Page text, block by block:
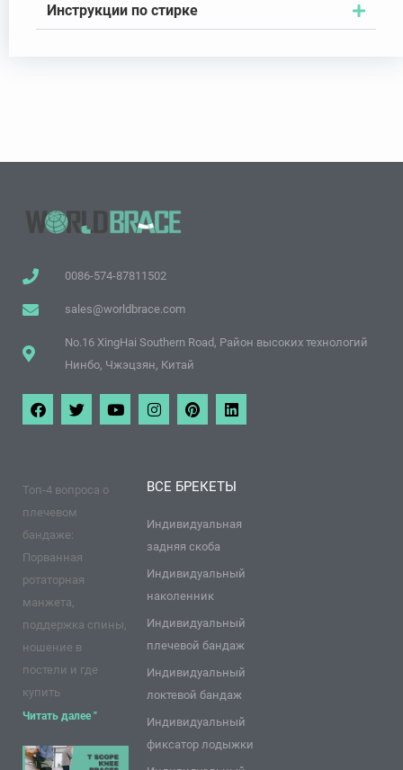
Инструкции по стирке
0086-574-87811502
sales@worldbrace.com
No.16 XingHai Southern Road, Район высоких технологий
Нинбо, Чжэцзян, Китай
Ф
е
к
Т
в
р
Y
o
И
н
г
р
м
П
и
р
е
т
Л
и
д
и
Топ-4 вопроса о
плечевом
бандаже:
Порванная
ротаторная
манжета,
поддержка спины,
ношение в
постели и где
купить
Читать далее "
ВСЕ БРЕКЕТЫ
Индивидуальная
задняя скоба
Индивидуальный
наколенник
Индивидуальный
плечевой бандаж
Индивидуальный
локтевой бандаж
Индивидуальный
фиксатор лодыжки